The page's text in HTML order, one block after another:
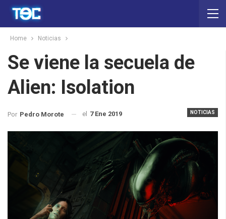
Home Noticias
Se viene la secuela de
Alien: Isolation
NOTICIAS
Por Pedro Morote el 7 Ene 2019